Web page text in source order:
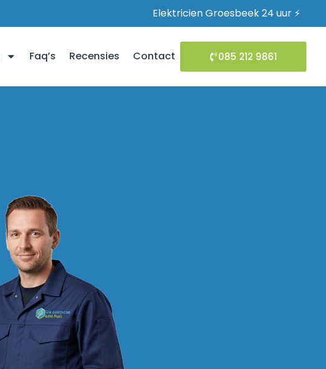
Elektricien Groesbeek 24 uur ⚡
Faq’s Recensies Contact 085 212 9861